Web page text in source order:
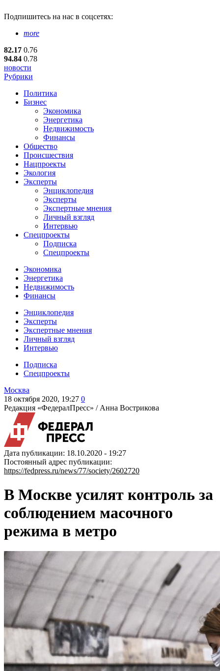
Подпишитесь на нас в соцсетях:
more
82.17 0.76
94.84 0.78
новости
Рубрики
Политика
Бизнес
Экономика
Энергетика
Недвижимость
Финансы
Общество
Происшествия
Нацпроекты
Экология
Эксперты
Энциклопедия
Эксперты
Экспертные мнения
Личный взгляд
Интервью
Спецпроекты
Подписка
Спецпроекты
Экономика
Энергетика
Недвижимость
Финансы
Энциклопедия
Эксперты
Экспертные мнения
Личный взгляд
Интервью
Подписка
Спецпроекты
Москва
18 октября 2020, 19:27 0
Редакция «ФедералПресс» / Анна Вострикова
Дата публикации: 18.10.2020 - 19:27
Постоянный адрес публикации:
https://fedpress.ru/news/77/society/2602720
В Москве усилят контроль за
соблюдением масочного
режима в метро